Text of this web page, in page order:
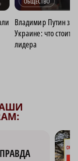
Владимир Путин
Украине: что стоит
лидера